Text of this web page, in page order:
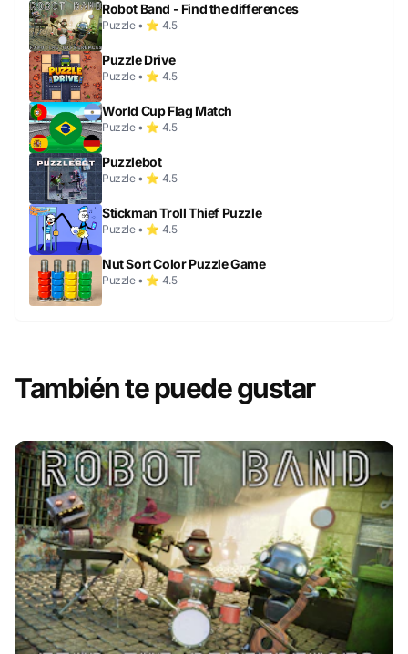
Robot Band - Find the differences
Puzzle • ⭐ 4.5
Puzzle Drive
Puzzle • ⭐ 4.5
World Cup Flag Match
Puzzle • ⭐ 4.5
Puzzlebot
Puzzle • ⭐ 4.5
Stickman Troll Thief Puzzle
Puzzle • ⭐ 4.5
Nut Sort Color Puzzle Game
Puzzle • ⭐ 4.5
También te puede gustar